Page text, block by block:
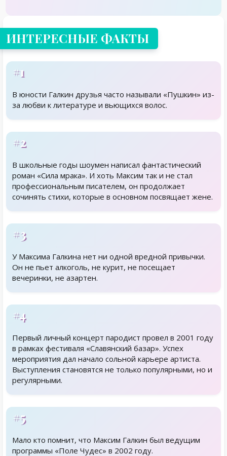
ИНТЕРЕСНЫЕ ФАКТЫ
#1
В юности Галкин друзья часто называли «Пушкин» из-
за любви к литературе и вьющихся волос.
#2
В школьные годы шоумен написал фантастический
роман «Сила мрака». И хоть Максим так и не стал
профессиональным писателем, он продолжает
сочинять стихи, которые в основном посвящает жене.
#3
У Максима Галкина нет ни одной вредной привычки.
Он не пьет алкоголь, не курит, не посещает
вечеринки, не азартен.
#4
Первый личный концерт пародист провел в 2001 году
в рамках фестиваля «Славянский базар». Успех
мероприятия дал начало сольной карьере артиста.
Выступления становятся не только популярными, но и
регулярными.
#5
Мало кто помнит, что Максим Галкин был ведущим
программы «Поле Чудес» в 2002 году.